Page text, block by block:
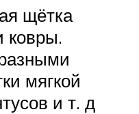
щётка
ковры.
мягкой
и т. д